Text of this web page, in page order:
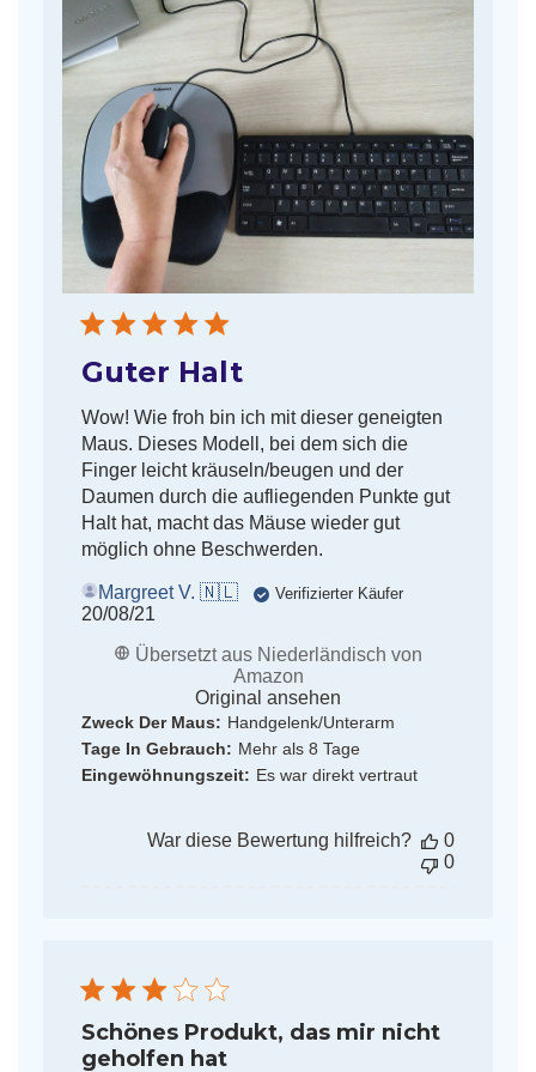
Guter Halt
Wow! Wie froh bin ich mit dieser geneigten
Maus. Dieses Modell, bei dem sich die
Finger leicht kräuseln/beugen und der
Daumen durch die aufliegenden Punkte gut
Halt hat, macht das Mäuse wieder gut
möglich ohne Beschwerden.
Margreet V. 🇳🇱 Verifizierter Käufer
Veröffentlichungsdatum
20/08/21
Übersetzt aus Niederländisch von
Amazon
Original ansehen
Zweck Der Maus: Handgelenk/Unterarm
Tage In Gebrauch: Mehr als 8 Tage
Eingewöhnungszeit: Es war direkt vertraut
War diese Bewertung hilfreich?
0
0
Schönes Produkt, das mir nicht
geholfen hat